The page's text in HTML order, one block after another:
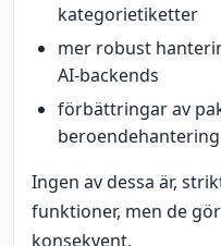
kategorietiketter
mer robust
AI-backends
förbättringar av
Ingen av dessa är,
funktioner, men de
konsekvent.